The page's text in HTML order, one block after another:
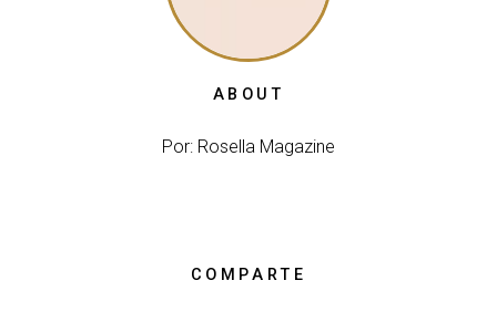
ABOUT
Por: Rosella Magazine
COMPARTE